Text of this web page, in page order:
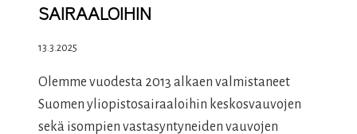
SAIRAALOIHIN
13.3.2025
Olemme vuodesta 2013 alkaen valmistaneet
Suomen yliopistosairaaloihin keskosvauvojen
sekä isompien vastasyntyneiden vauvojen